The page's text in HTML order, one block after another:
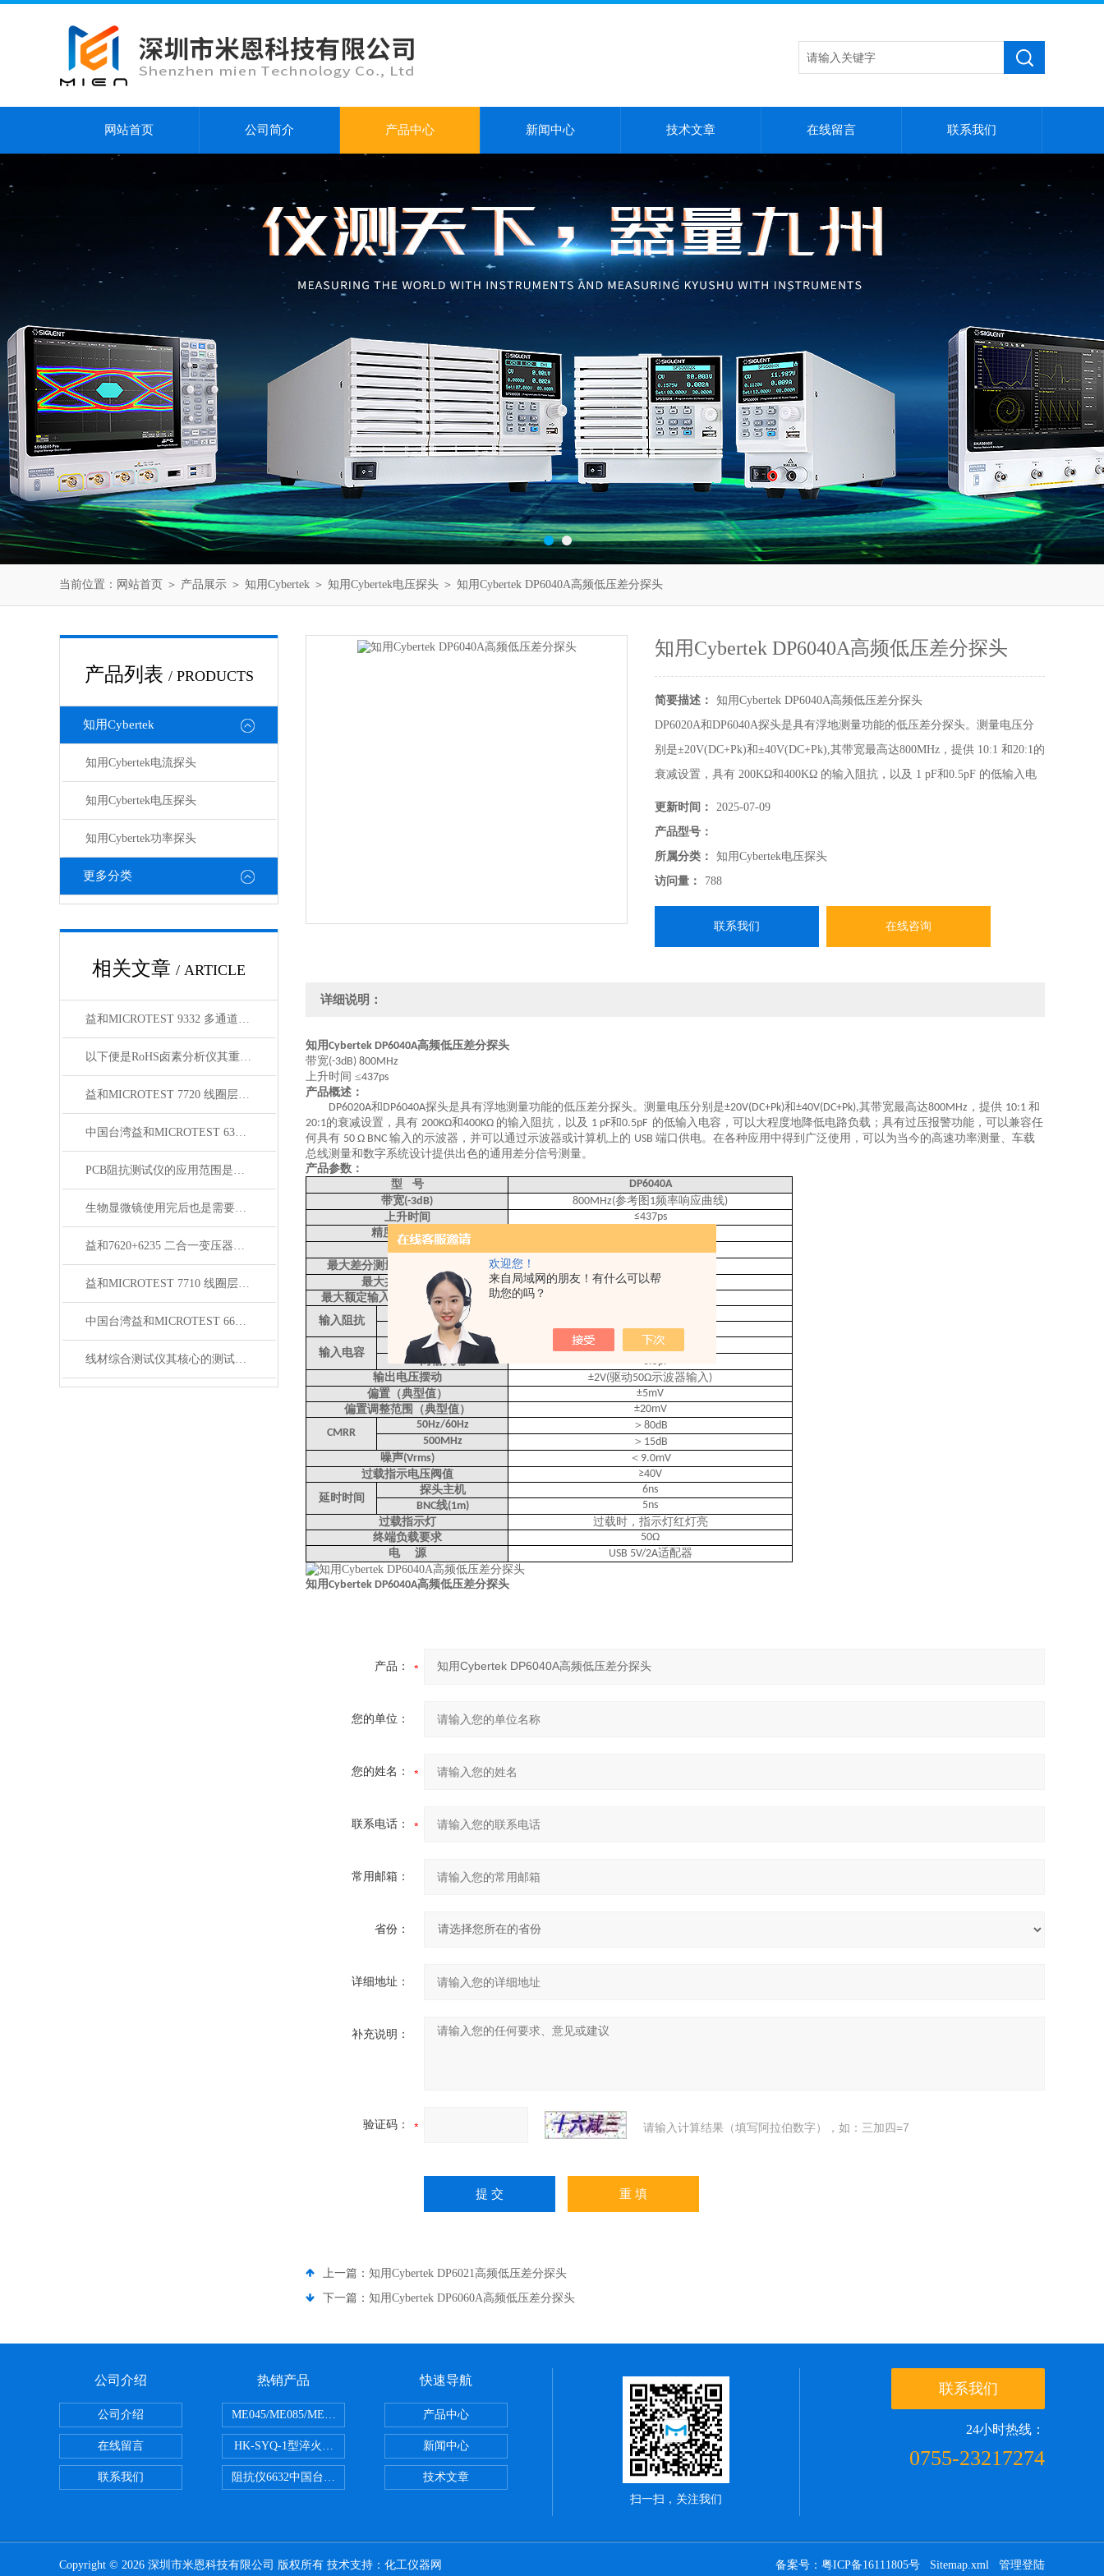
欢迎您！
来自局域网的朋友！有什么可以帮
助您的吗？
网站首页 公司简介 产品中心 新闻中心 技术文章 在线留言 联系我们
当前位置： 网站首页 ＞ 产品展示 ＞ 知用Cybertek ＞ 知用Cybertek电压探头 ＞ 知用Cybertek DP6040A高频低压差分探头
产品列表 / PRODUCTS
知用Cybertek
知用Cybertek电流探头
知用Cybertek电压探头
知用Cybertek功率探头
更多分类
相关文章 / ARTICLE
益和MICROTEST 9332 多通道线圈阻抗测试仪
以下便是RoHS卤素分析仪其重要性的介绍
益和MICROTEST 7720 线圈层间短路测试仪
中国台湾益和MICROTEST 6371 LCR测试仪
PCB阻抗测试仪的应用范围是非常广泛的
生物显微镜使用完后也是需要维护保养的
益和7620+6235 二合一变压器综合测试系统
益和MICROTEST 7710 线圈层间短路测试仪
中国台湾益和MICROTEST 6632 精密阻抗分析仪
线材综合测试仪其核心的测试模块是什么？
知用Cybertek DP6040A高频低压差分探头
简要描述：
知用Cybertek DP6040A高频低压差分探头
DP6020A和DP6040A探头是具有浮地测量功能的低压差分探头。测量电压分
别是±20V(DC+Pk)和±40V(DC+Pk),其带宽最高达800MHz，提供 10:1 和20:1的
衰减设置，具有 200KΩ和400KΩ 的输入阻抗，以及 1 pF和0.5pF 的低输入电
容，可以大程度地降低电路负载；具有过压报警功能。
更新时间：
2025-07-09
产品型号：
所属分类：
知用Cybertek电压探头
访问量：
788
联系我们 在线咨询
详细说明：
知用Cybertek DP6040A高频低压差分探头
带宽(-3dB) 800MHz
上升时间 ≤437ps
产品概述：
DP6020A和 DP6040A探头是具有浮地测量功能的低压差分探头。测量电压分别是±20V(DC+Pk)和±40V(DC+Pk),其带宽最高达800MHz ，提供 10:1 和
20:1的衰减设置，具有 200KΩ和400KΩ 的输入阻抗，以及 1 pF和0.5pF 的低输入电容，可以大程度地降低电路负载；具有过压报警功能，可以兼容任
何具有 50 Ω BNC 输入的示波器，并可以通过示波器或计算机上的 USB 端口供电。在各种应用中得到广泛使用，可以为当今的高速功率测量、车载
总线测量和数字系统设计提供出色的通用差分信号测量。
产品参数：
型
号
DP6040A
带宽(-3dB) 800MHz(参考图 1频率响应曲线)
上升时间
≤437ps
精度
读数的%)
最大差分测量电压
最大共模输入电压
±60V
最大额定输入电压（每一端对地）
输入阻抗
单端对地
两输入端
400kΩ
输入电容
单端对地 ＜1pF
两输入端
0.5pF
输出电压摆动
±2V(驱动50Ω示波器输入 )
偏置（典型值）
±5mV
偏置调整范围（典型值）
±20mV
CMRR
50Hz/60Hz ＞ 80dB
500MHz
＞ 15dB
噪声(Vrms) ＜ 9.0mV
过载指示电压阀值
≥40V
延时时间
探头主机
6ns
BNC线(1m)
5ns
过载指示灯
过载时，指示灯红灯亮
终端负载要求
50Ω
电
源 USB 5V/2A适配器
知用Cybertek DP6040A高频低压差分探头
产品：
您的单位：
您的姓名：
联系电话：
常用邮箱：
省份：
详细地址：
补充说明：
验证码： 请输入计算结果（填写阿拉伯数字），如：三加四=7
上一篇： 知用Cybertek DP6021高频低压差分探头
下一篇： 知用Cybertek DP6060A高频低压差分探头
公司介绍
公司介绍
在线留言
联系我们
热销产品
ME045/ME085/ME150ME系列PCB TDR特性阻抗测试仪
HK-SYQ-1型淬火介质冷却性能测试仪
阻抗仪6632中国台湾益和MICROTEST 6632 精密阻抗分析仪
快速导航
产品中心
新闻中心
技术文章
扫一扫，关注我们
联系我们
24小时热线：
0755-23217274
Copyright © 2026 深圳市米恩科技有限公司 版权所有 技术支持： 化工仪器网 备案号：粤ICP备16111805号 Sitemap.xml 管理登陆